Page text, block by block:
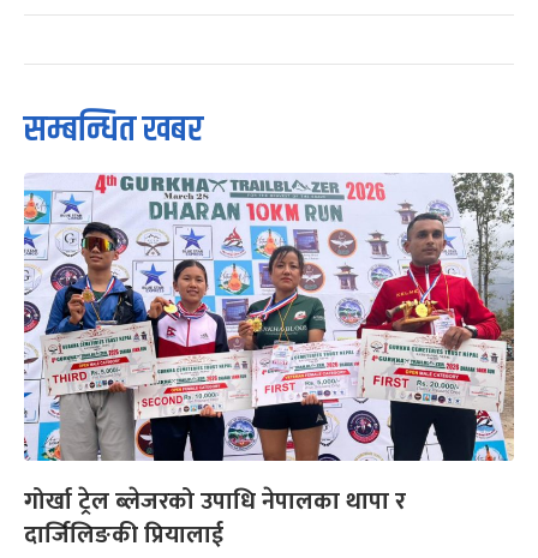
सम्बन्धित खबर
गोर्खा ट्रेल ब्लेजरको उपाधि नेपालका थापा र
दार्जिलिङकी प्रियालाई